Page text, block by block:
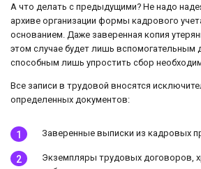
А что делать с предыдущими? Не надо
архиве организации формы кадрового
основанием. Даже заверенная копия
этом случае будет лишь вспомогательным
способным лишь упростить сбор
Все записи в трудовой вносятся
определенных документов:
Заверенные выписки из кадровых
Экземпляры трудовых договоров,